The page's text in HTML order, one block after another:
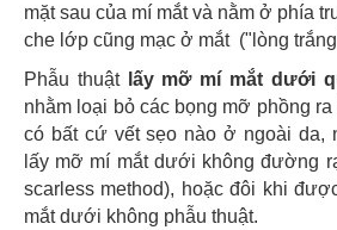
mặt sau của mí mắt và nằm ở phía
che lớp cũng mạc ở mắt ("lòng
Phẫu thuật lấy mỡ mí mắt dưới
nhằm loại bỏ các bọng mỡ phồng
có bất cứ vết sẹo nào ở ngoài da,
lấy mỡ mí mắt dưới không đường
scarless method), hoặc đôi khi
mắt dưới không phẫu thuật.